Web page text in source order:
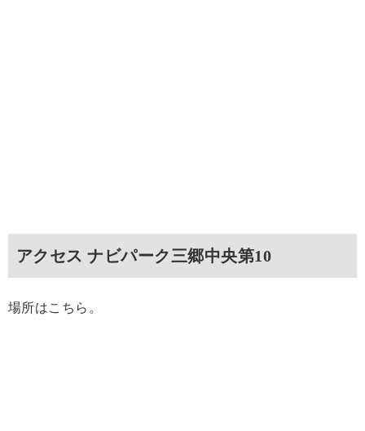
アクセス ナビパーク三郷中央第10
場所はこちら。